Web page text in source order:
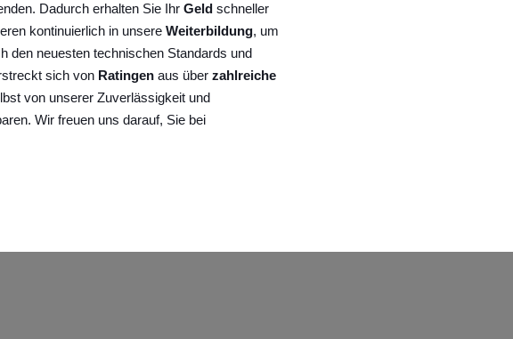
Dadurch erhalten Sie Ihr Geld schneller
kontinuierlich in unsere Weiterbildung, um
den neuesten technischen Standards und
sich von Ratingen aus über zahlreiche
von unserer Zuverlässigkeit und
Wir freuen uns darauf, Sie bei